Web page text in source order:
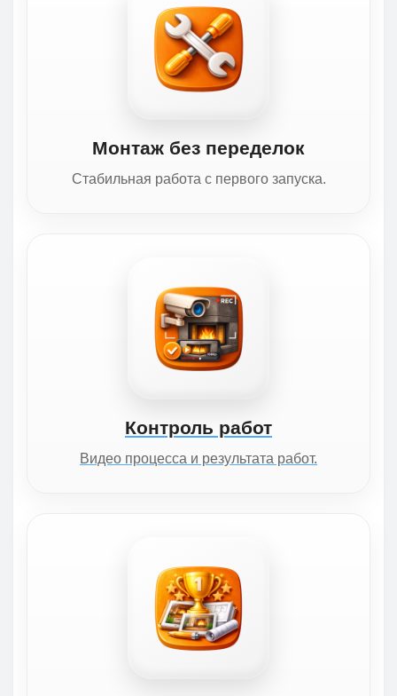
Монтаж без переделок
Стабильная работа с первого запуска.
Контроль работ
Видео процесса и результата работ.